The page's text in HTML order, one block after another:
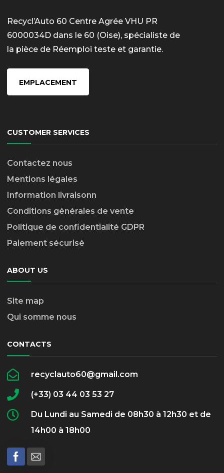
Recycl’Auto 60 Centre Agrée VHU PR
6000034D dans le 60 (Oise), spécialiste de
la pièce de Réemploi teste et garantie.
EMPLACEMENT
CUSTOMER SERVICES
Contactez nous
Mentions légales
Information livraisonn
Conditions générales de vente
Politique de confidentialité GDPR
Paiement sécurisé
ABOUT US
Site map
Qui somme nous
CONTACTS
recyclauto60@gmail.com
(+33) 03 44 03 53 27
Du Lundi au Samedi de 08h30 à 12h30 et de
14h00 à 18h00